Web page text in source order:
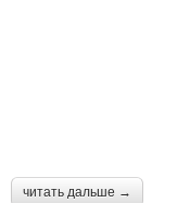
читать дальше →